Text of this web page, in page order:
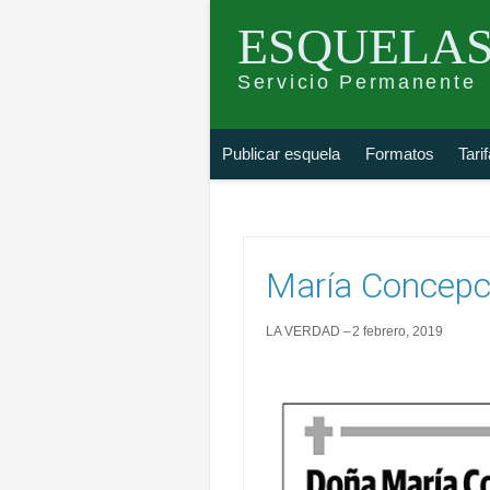
Servicio Permanente
Publicar esquela Formatos
esquela
María
LA VERDAD 2 febrero, 2019